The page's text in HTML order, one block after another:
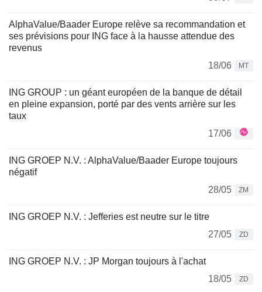
AlphaValue/Baader Europe relève sa recommandation et
ses prévisions pour ING face à la hausse attendue des
revenus
18/06
MT
ING GROUP : un géant européen de la banque de détail
en pleine expansion, porté par des vents arrière sur les
taux
17/06
ING GROEP N.V. : AlphaValue/Baader Europe toujours
négatif
28/05
ZM
ING GROEP N.V. : Jefferies est neutre sur le titre
27/05
ZD
ING GROEP N.V. : JP Morgan toujours à l'achat
18/05
ZD